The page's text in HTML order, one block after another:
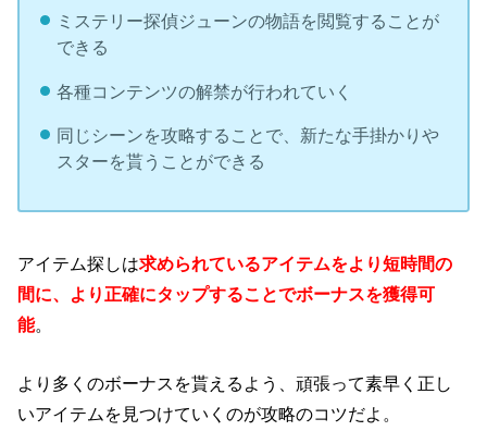
ミステリー探偵ジューンの物語を閲覧することが
できる
各種コンテンツの解禁が行われていく
同じシーンを攻略することで、新たな手掛かりや
スターを貰うことができる
アイテム探しは求められているアイテムをより短時間の
間に、より正確にタップすることでボーナスを獲得可
能。
より多くのボーナスを貰えるよう、頑張って素早く正し
いアイテムを見つけていくのが攻略のコツだよ。